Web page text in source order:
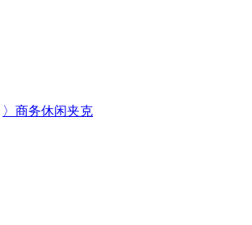
〉商务休闲夹克